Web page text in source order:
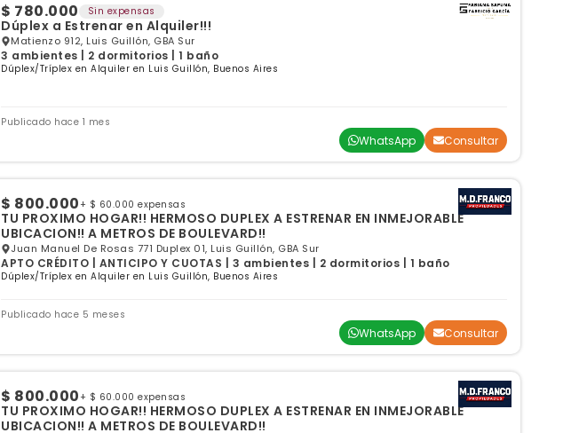
$ 780.000 Sin expensas
Dúplex a Estrenar en Alquiler!!!
Matienzo 912, Luis Guillón, GBA Sur
3 ambientes | 2 dormitorios | 1 baño
Dúplex/Tríplex en Alquiler en Luis Guillón, Buenos Aires
Publicado hace 1 mes
WhatsApp Consultar
$ 800.000 + $ 60.000 expensas
TU PROXIMO HOGAR!! HERMOSO DUPLEX A ESTRENAR EN INMEJORABLE
UBICACION!! A METROS DE BOULEVARD!!
Juan Manuel De Rosas 771 Duplex 01, Luis Guillón, GBA Sur
APTO CRÉDITO | ANTICIPO Y CUOTAS | 3 ambientes | 2 dormitorios | 1 baño
Dúplex/Tríplex en Alquiler en Luis Guillón, Buenos Aires
Publicado hace 5 meses
WhatsApp Consultar
$ 800.000 + $ 60.000 expensas
TU PROXIMO HOGAR!! HERMOSO DUPLEX A ESTRENAR EN INMEJORABLE
UBICACION!! A METROS DE BOULEVARD!!